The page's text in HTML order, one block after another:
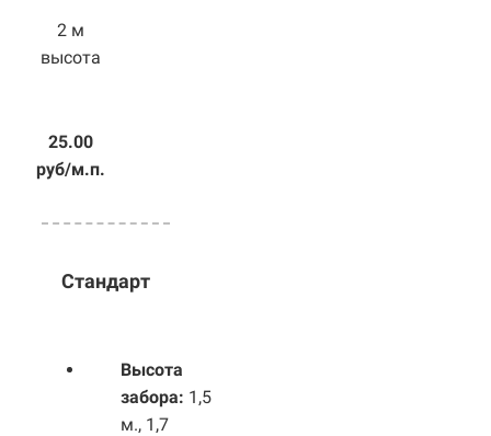
2 м
высота
25.00
руб/м.п.
Стандарт
Высота
забора: 1,5
м., 1,7